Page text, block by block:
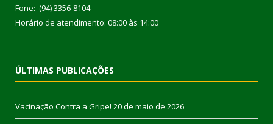
Fone: (94) 3356-8104
Horário de atendimento: 08:00 às 14:00
ÚLTIMAS PUBLICAÇÕES
Vacinação Contra a Gripe! 20 de maio de 2026